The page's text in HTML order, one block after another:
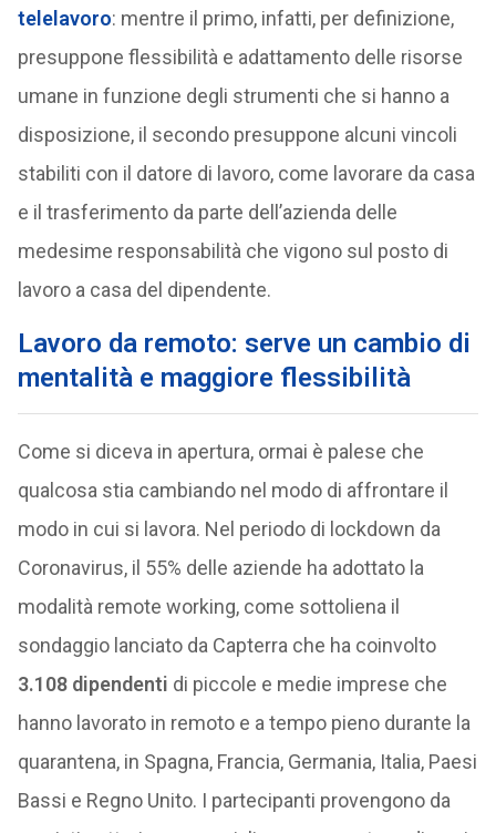
telelavoro: mentre il primo, infatti, per definizione,
presuppone flessibilità e adattamento delle risorse
umane in funzione degli strumenti che si hanno a
disposizione, il secondo presuppone alcuni vincoli
stabiliti con il datore di lavoro, come lavorare da casa
e il trasferimento da parte dell’azienda delle
medesime responsabilità che vigono sul posto di
lavoro a casa del dipendente.
Lavoro da remoto: serve un cambio di
mentalità e maggiore flessibilità
Come si diceva in apertura, ormai è palese che
qualcosa stia cambiando nel modo di affrontare il
modo in cui si lavora. Nel periodo di lockdown da
Coronavirus, il 55% delle aziende ha adottato la
modalità remote working, come sottoliena il
sondaggio lanciato da Capterra che ha coinvolto
3.108 dipendenti di piccole e medie imprese che
hanno lavorato in remoto e a tempo pieno durante la
quarantena, in Spagna, Francia, Germania, Italia, Paesi
Bassi e Regno Unito. I partecipanti provengono da